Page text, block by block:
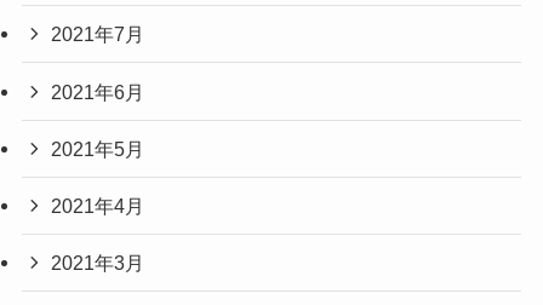
2021年7月
2021年6月
2021年5月
2021年4月
2021年3月